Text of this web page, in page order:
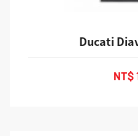
Ducati
NT$